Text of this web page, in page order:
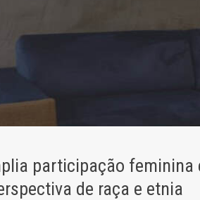
participação
de raça e etnia